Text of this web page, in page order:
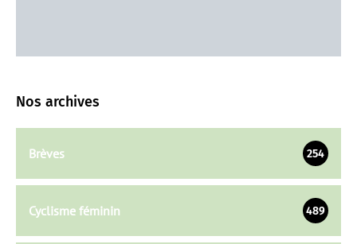
Nos archives
Brèves 254
Cyclisme féminin 489